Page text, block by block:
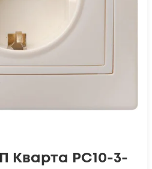
Кварта РС10-3-